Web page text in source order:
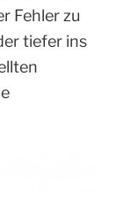
Fehler zu
tiefer ins